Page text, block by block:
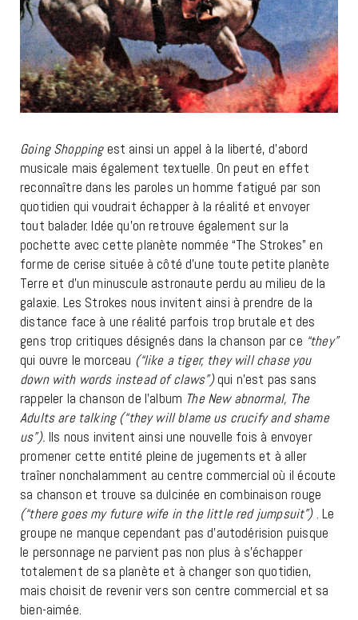
Going Shoppingest ainsi un appel à la liberté, d’abord
musicale mais également textuelle. On peut en effet
reconnaître dans les paroles un homme fatigué par son
quotidien qui voudrait échapper à la réalité et envoyer
tout balader. Idée qu’on retrouve également sur la
pochette avec cette planète nommée “The Strokes” en
forme de cerise située à côté d’une toute petite planète
Terre et d’un minuscule astronaute perdu au milieu de la
galaxie. Les Strokes nous invitent ainsi à prendre de la
distance face à une réalité parfois trop brutale et des
gens trop critiques désignés dans la chanson par ce “they”
qui ouvre le morceau (“like a tiger, they will chase you
down with words instead of claws”)qui n’est pas sans
rappeler la chanson de l’album The New abnormal, The
Adults are talking (“they will blame us crucify and shame
us”). Ils nous invitent ainsi une nouvelle fois à envoyer
promener cette entité pleine de jugements et à aller
traîner nonchalamment au centre commercial où il écoute
sa chanson et trouve sa dulcinée en combinaison rouge
(“there goes my future wife in the little red jumpsuit”) . Le
groupe ne manque cependant pas d’autodérision puisque
le personnage ne parvient pas non plus à s’échapper
totalement de sa planète et à changer son quotidien,
mais choisit de revenir vers son centre commercial et sa
bien-aimée.